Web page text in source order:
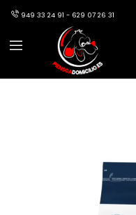
949 33 24 91 - 629 07 26 31